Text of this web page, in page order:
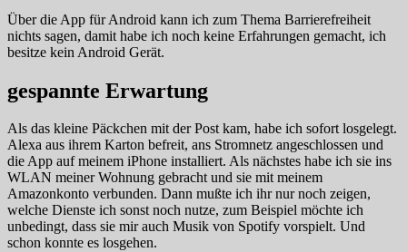
Über die App für Android kann ich zum Thema Barrierefreiheit
nichts sagen, damit habe ich noch keine Erfahrungen gemacht, ich
besitze kein Android Gerät.
gespannte Erwartung
Als das kleine Päckchen mit der Post kam, habe ich sofort losgelegt.
Alexa aus ihrem Karton befreit, ans Stromnetz angeschlossen und
die App auf meinem iPhone installiert. Als nächstes habe ich sie ins
WLAN meiner Wohnung gebracht und sie mit meinem
Amazonkonto verbunden. Dann mußte ich ihr nur noch zeigen,
welche Dienste ich sonst noch nutze, zum Beispiel möchte ich
unbedingt, dass sie mir auch Musik von Spotify vorspielt. Und
schon konnte es losgehen.